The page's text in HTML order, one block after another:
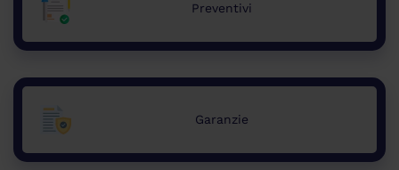
Preventivi
Garanzie